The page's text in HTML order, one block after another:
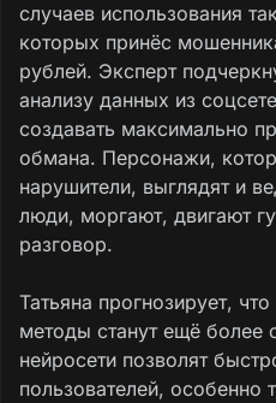
случаев использования
которых принёс
рублей. Эксперт
анализу данных из
создавать максимально
обмана. Персонажи,
нарушители, выглядят и
люди, моргают, двигают
разговор.
Татьяна прогнозирует,
методы станут ещё более
нейросети позволят
пользователей, особенно